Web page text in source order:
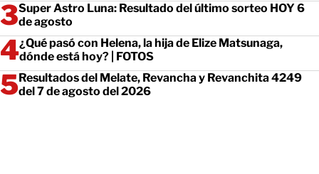
Super Astro Luna: Resultado del último sorteo HOY 6
de agosto
¿Qué pasó con Helena, la hija de Elize Matsunaga,
dónde está hoy? | FOTOS
Resultados del Melate, Revancha y Revanchita 4249
del 7 de agosto del 2026